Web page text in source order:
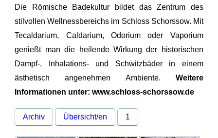
Die Römische Badekultur bildet das Zentrum des
stilvollen Wellnessbereichs im Schloss Schorssow. Mit
Tecaldarium, Caldarium, Odorium oder Vaporium
genießt man die heilende Wirkung der historischen
Dampf-, Inhalations- und Schwitzbäder in einem
ästhetisch angenehmen Ambiente. Weitere
Informationen unter: www.schloss-schorssow.de
Archiv Übersicht/en 1